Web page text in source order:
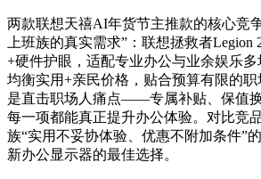
两款联想天禧AI年货节主推款的核心竞
上班族的真实需求”：联想拯救者Legion
+硬件护眼，适配专业办公与业余娱乐多
均衡实用+亲民价格，贴合预算有限的
是直击职场人痛点——专属补贴、保值换
每一项都能真正提升办公体验。对比竞
族“实用不妥协体验、优惠不附加条件”
新办公显示器的最佳选择。